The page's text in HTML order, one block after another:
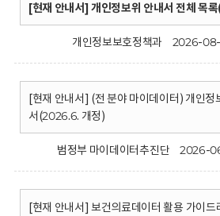
[현재 안내서] 개인정보위 안내서 전체 목
개인정보보호정책과 2026-
[현재 안내서] (전 분야 마이데이터) 개인정
서(2026.6. 개정)
범정부 마이데이터추진단 2026-
[현재 안내서] 보건의료데이터 활용 가이드